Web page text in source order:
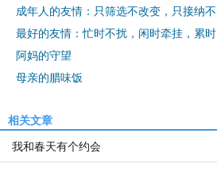
成年人的友情：只筛选不改变，只接纳不
最好的友情：忙时不扰，闲时牵挂，累时
阿妈的守望
母亲的腊味饭
相关文章
我和春天有个约会